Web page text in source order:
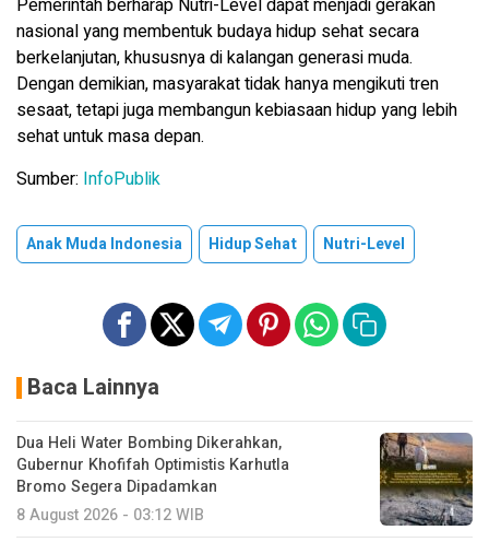
Pemerintah berharap Nutri-Level dapat menjadi gerakan
nasional yang membentuk budaya hidup sehat secara
berkelanjutan, khususnya di kalangan generasi muda.
Dengan demikian, masyarakat tidak hanya mengikuti tren
sesaat, tetapi juga membangun kebiasaan hidup yang lebih
sehat untuk masa depan.
Sumber: InfoPublik
Anak Muda Indonesia Hidup Sehat Nutri-Level
Baca Lainnya
Dua Heli Water Bombing Dikerahkan,
Gubernur Khofifah Optimistis Karhutla
Bromo Segera Dipadamkan
8 August 2026 - 03:12 WIB